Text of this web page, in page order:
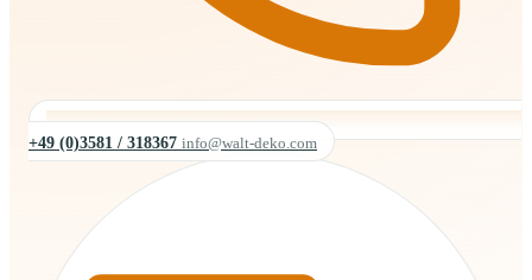
+49 (0)3581 / 318367 info@walt-deko.com